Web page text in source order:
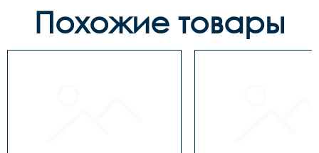
Похожие товары